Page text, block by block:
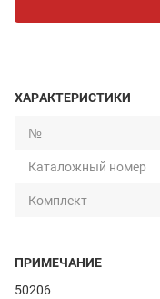
ХАРАКТЕРИСТИКИ
№
Каталожный номер
Комплект
ПРИМЕЧАНИЕ
50206